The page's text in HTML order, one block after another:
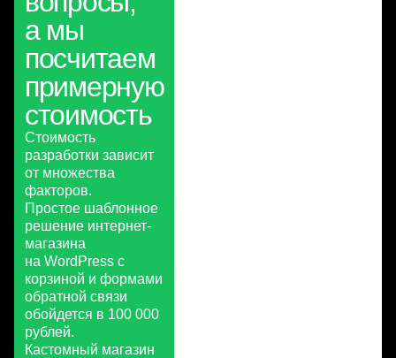
а мы
посчитаем
примерную
стоимость
Стоимость
разработки зависит
от множества
факторов.
Простое шаблонное
решение интернет-
магазина
на WordPress с
корзиной и формами
обратной связи
обойдется в 100 000
рублей.
Кастомный магазин